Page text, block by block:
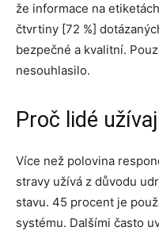
že informace na
čtvrtiny [72 %]
bezpečné a kvalitní.
nesouhlasilo.
Proč lidé
Více než polovina
stravy užívá z důvodu
stavu. 45 procent je
systému. Dalšími často